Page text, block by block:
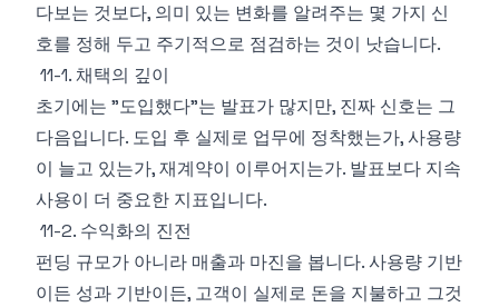
다보는 것보다, 의미 있는 변화를 알려주는 몇 가지 신
호를 정해 두고 주기적으로 점검하는 것이 낫습니다.
11-1. 채택의 깊이
초기에는 "도입했다"는 발표가 많지만, 진짜 신호는 그
다음입니다. 도입 후 실제로 업무에 정착했는가, 사용량
이 늘고 있는가, 재계약이 이루어지는가. 발표보다 지속
사용이 더 중요한 지표입니다.
11-2. 수익화의 진전
펀딩 규모가 아니라 매출과 마진을 봅니다. 사용량 기반
이든 성과 기반이든, 고객이 실제로 돈을 지불하고 그것